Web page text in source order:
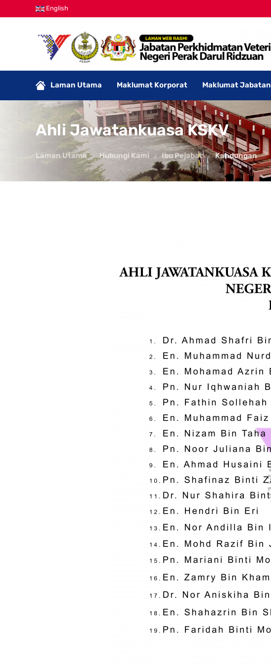
English
Laman Utama Maklumat Korporat Maklumat Jabatan
Ahli Jawatankuasa KSKV
Laman Utama Hubungi Kami Ibu Pejabat Kandungan